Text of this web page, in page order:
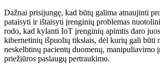
Dažnai prisijungę, kad būtų galima atnaujinti
pataisyti ir ištaisyti įrenginių problemas
rodo, kad kylanti IoT įrenginių apimtis daro
kibernetinių išpuolių tikslais, dėl kurių gali būti
neskelbtinų pacientų duomenų, manipuliavimo
priežiūros paslaugų pertraukimo.